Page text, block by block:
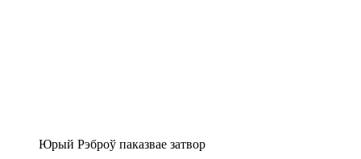
Юрый Рэброў паказвае затвор